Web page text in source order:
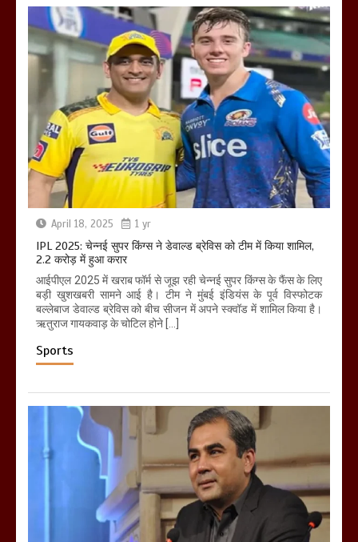
April 18, 2025 1 yr
IPL 2025: चेन्नई सुपर किंग्स ने डेवाल्ड ब्रेविस को टीम में किया शामिल,
2.2 करोड़ में हुआ करार
आईपीएल 2025 में खराब फॉर्म से जूझ रही चेन्नई सुपर किंग्स के फैंस के लिए
बड़ी खुशखबरी सामने आई है। टीम ने मुंबई इंडियंस के पूर्व विस्फोटक
बल्लेबाज डेवाल्ड ब्रेविस को बीच सीजन में अपने स्क्वॉड में शामिल किया है।
ऋतुराज गायकवाड़ के चोटिल होने […]
Sports